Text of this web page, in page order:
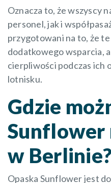
Oznacza to, że wszyscy
personel, jak i
przygotowani na to, że
dodatkowego wsparcia,
cierpliwości podczas ich
lotnisku.
Gdzie
Sunflower
w Berlinie?
Opaska Sunflower jest